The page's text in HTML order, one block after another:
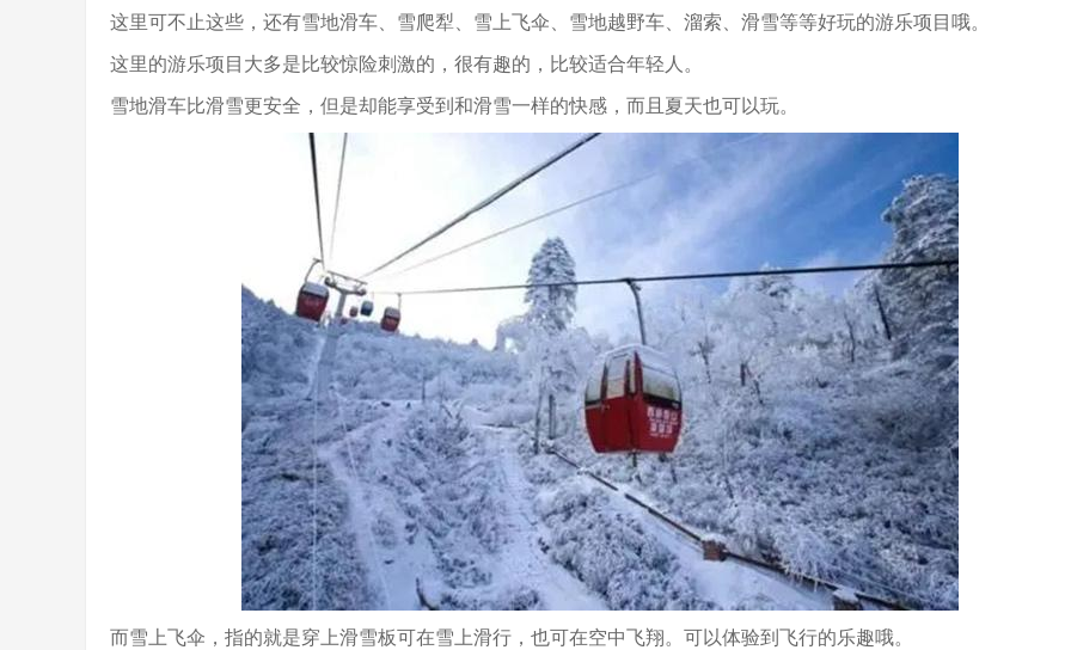
这里可不止这些，还有雪地滑车、雪爬犁、雪上飞伞、雪地越野车、溜索、滑雪等等好玩的游乐项目哦。
这里的游乐项目大多是比较惊险刺激的，很有趣的，比较适合年轻人。
雪地滑车比滑雪更安全，但是却能享受到和滑雪一样的快感，而且夏天也可以玩。
而雪上飞伞，指的就是穿上滑雪板可在雪上滑行，也可在空中飞翔。可以体验到飞行的乐趣哦。